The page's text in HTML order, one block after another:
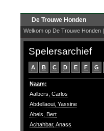
De Trouwe Honden
Welkom op De Trouwe Honden |
Spelersarchief
A B C D E F G
Naam:
Aalbers, Carlos
Abdellaoui, Yassine
Abels, Bert
Achahbar, Anass